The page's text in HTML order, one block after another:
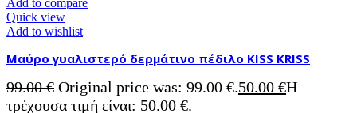
Add to compare
Quick view
Add to wishlist
Μαύρο γυαλιστερό δερμάτινο πέδιλο KISS KRISS
99.00€ Original price was: 99.00 €.50.00 €Η
τρέχουσα τιμή είναι: 50.00 €.